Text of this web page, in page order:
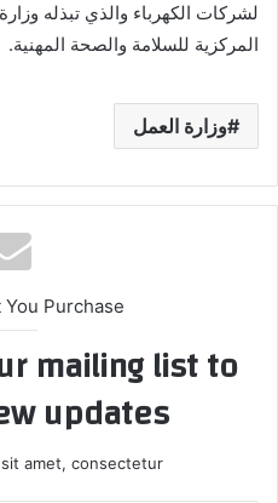
لشركات الكهرباء والذي تبذله
المركزية للسلامة والصحة المهنية.
وزارة العمل
Purchase
mailing list to
updates!
amet, consectetur.